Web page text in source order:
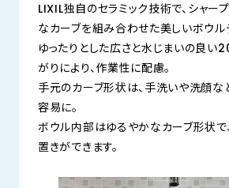
LIXIL独自のセラミック技術で、シャー
なカーブを組み合わせた美しいボウル
ゆったりとした広さと水じまいの良
がりにより、作業性に配慮。
手元のカーブ形状は、手洗いや洗顔
容易に。
ボウル内部はゆるやかなカーブ形状で
置きができます。